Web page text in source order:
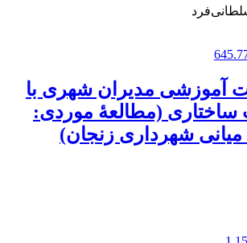
آموزشی مدیران شهری با
(مطالعۀ موردی:
شهرداری زنجان)